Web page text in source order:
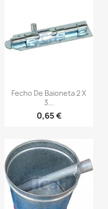
Fecho De Baioneta 2 X
3...
0,65 €